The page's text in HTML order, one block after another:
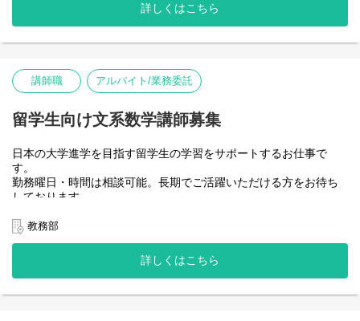
日本留学生試験(EJU) 化学科目
【業務内容】
2．学習計画の作成および学習指導、受験指導の実施
3．大学受験に関する情報収集
詳しくはこちら
講師職 アルバイト/業務委託
留学生向け文系数学講師募集
日本の大学進学を目指す留学生の学習をサポートするお仕事で
す。
勤務曜日・時間は相談可能。長期でご活躍いただける方をお待ち
しております。
のある方はぜひご応募ください。
日本留学生試験(EJU) 文系数学科目
【業務内容】
教務部
詳しくはこちら